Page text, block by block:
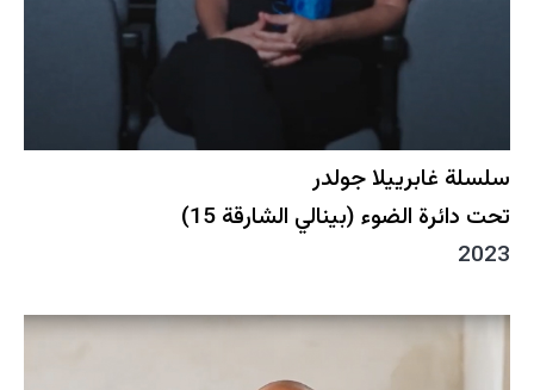
سلسلة غابرييلا جولدر
تحت دائرة الضوء (بينالي الشارقة 15)
2023